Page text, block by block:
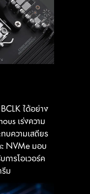
ได้อย่าง
เร่งความ
บความเสถียร
NVMe มอบ
ารโอเวอร์ค
ม
ามหน่วง ลง
เลือกถึง 4 รูป
งตัวและเค้น
พของแรมที่
ก็ตาม
งแบบ
ลผ่านได้อย่าง
งตัน ทนทาน
าเพื่อกระแส